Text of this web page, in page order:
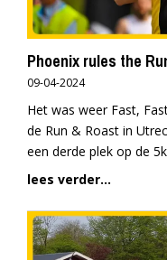
Phoenix rules the
09-04-2024
Het was weer Fast,
de Run & Roast in
een derde plek op de
lees verder...